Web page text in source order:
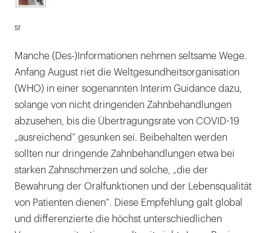
sr
Manche (Des-)Informationen nehmen seltsame Wege.
Anfang August riet die Weltgesundheitsorganisation
(WHO) in einer sogenannten Interim Guidance dazu,
solange von nicht dringenden Zahnbehandlungen
abzusehen, bis die Übertragungsrate von COVID-19
„ausreichend“ gesunken sei. Beibehalten werden
sollten nur dringende Zahnbehandlungen etwa bei
starken Zahnschmerzen und solche, „die der
Bewahrung der Oralfunktionen und der Lebensqualität
von Patienten dienen“. Diese Empfehlung galt global
und differenzierte die höchst unterschiedlichen